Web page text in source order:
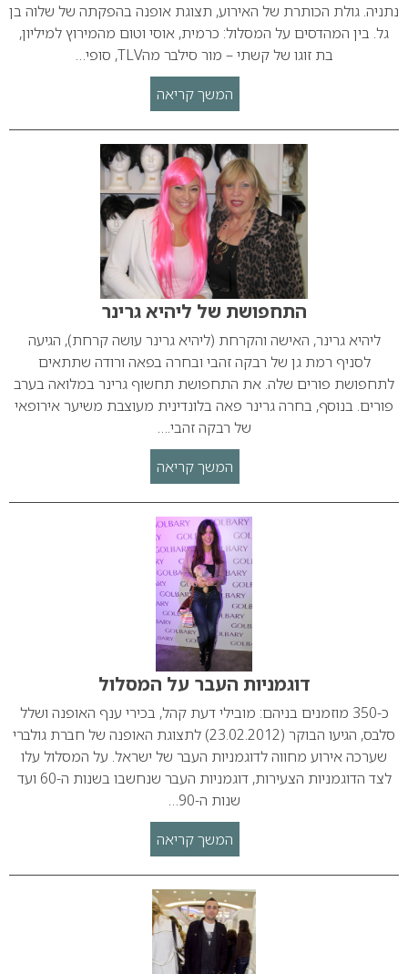
נתניה. גולת הכותרת של האירוע, תצוגת אופנה בהפקתה של שלוה בן
גל. בין המהדסים על המסלול: כרמית, אוסי וטום מהמירוץ למיליון,
בת זוגו של קשתי – מור סילבר מהTLV, סופי…
המשך קריאה
התחפושת של ליהיא גרינר
ליהיא גרינר, האישה והקרחת (ליהיא גרינר עושה קרחת), הגיעה
לסניף רמת גן של רבקה זהבי ובחרה בפאה ורודה שתתאים
לתחפושת פורים שלה. את התחפושת תחשוף גרינר במלואה בערב
פורים. בנוסף, בחרה גרינר פאה בלונדינית מעוצבת משיער אירופאי
של רבקה זהבי.…
המשך קריאה
דוגמניות העבר על המסלול
כ-350 מוזמנים בניהם: מובילי דעת קהל, בכירי ענף האופנה ושלל
סלבס, הגיעו הבוקר (23.02.2012) לתצוגת האופנה של חברת גולברי
שערכה אירוע מחווה לדוגמניות העבר של ישראל. על המסלול עלו
לצד הדוגמניות הצעירות, דוגמניות העבר שנחשבו בשנות ה-60 ועד
שנות ה-90…
המשך קריאה